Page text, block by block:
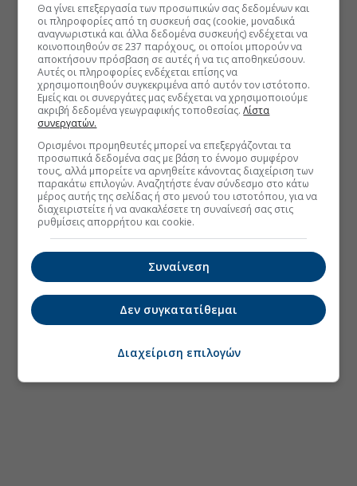
Θα γίνει επεξεργασία των προσωπικών σας δεδομένων και
οι πληροφορίες από τη συσκευή σας (cookie, μοναδικά
αναγνωριστικά και άλλα δεδομένα συσκευής) ενδέχεται να
κοινοποιηθούν σε 237 παρόχους, οι οποίοι μπορούν να
αποκτήσουν πρόσβαση σε αυτές ή να τις αποθηκεύσουν.
Αυτές οι πληροφορίες ενδέχεται επίσης να
χρησιμοποιηθούν συγκεκριμένα από αυτόν τον ιστότοπο.
Εμείς και οι συνεργάτες μας ενδέχεται να χρησιμοποιούμε
ακριβή δεδομένα γεωγραφικής τοποθεσίας.Λίστα
συνεργατών.
Ορισμένοι προμηθευτές μπορεί να επεξεργάζονται τα
προσωπικά δεδομένα σας με βάση το έννομο συμφέρον
τους, αλλά μπορείτε να αρνηθείτε κάνοντας διαχείριση των
παρακάτω επιλογών. Αναζητήστε έναν σύνδεσμο στο κάτω
μέρος αυτής της σελίδας ή στο μενού του ιστοτόπου, για να
διαχειριστείτε ή να ανακαλέσετε τη συναίνεσή σας στις
ρυθμίσεις απορρήτου και cookie.
Συναίνεση
Δεν συγκατατίθεμαι
Διαχείριση επιλογών